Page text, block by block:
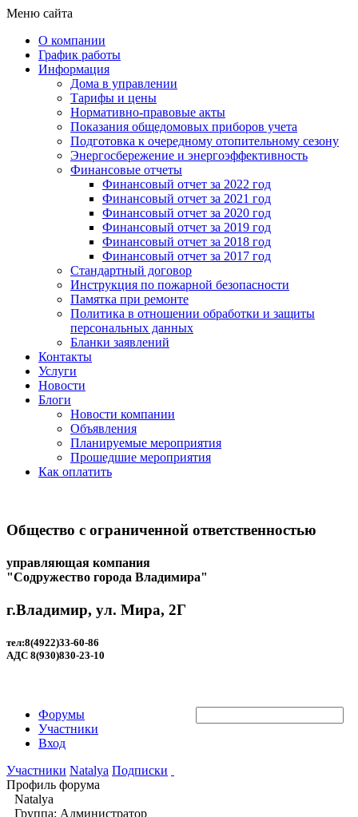
Меню сайта
О компании
График работы
Информация
Дома в управлении
Тарифы и цены
Нормативно-правовые акты
Показания общедомовых приборов учета
Подготовка к очередному отопительному сезону
Энергосбережение и энергоэффективность
Финансовые отчеты
Финансовый отчет за 2022 год
Финансовый отчет за 2021 год
Финансовый отчет за 2020 год
Финансовый отчет за 2019 год
Финансовый отчет за 2018 год
Финансовый отчет за 2017 год
Стандартный договор
Инструкция по пожарной безопасности
Памятка при ремонте
Политика в отношении обработки и защиты
персональных данных
Бланки заявлений
Контакты
Услуги
Новости
Блоги
Новости компании
Объявления
Планируемые мероприятия
Прошедшие мероприятия
Как оплатить
Общество с ограниченной ответственностью
управляющая компания
"Содружество города Владимира"
г.Владимир, ул. Мира, 2Г
тел:8(4922)33-60-86
АДС 8(930)830-23-10
Форумы
Участники
Вход
Участники Natalya Подписки
Профиль форума
Natalya
Группа: Администратор